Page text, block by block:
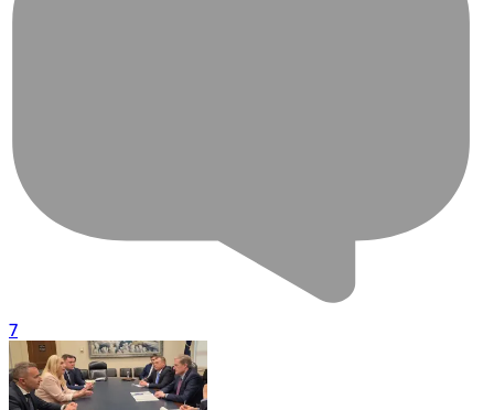
7